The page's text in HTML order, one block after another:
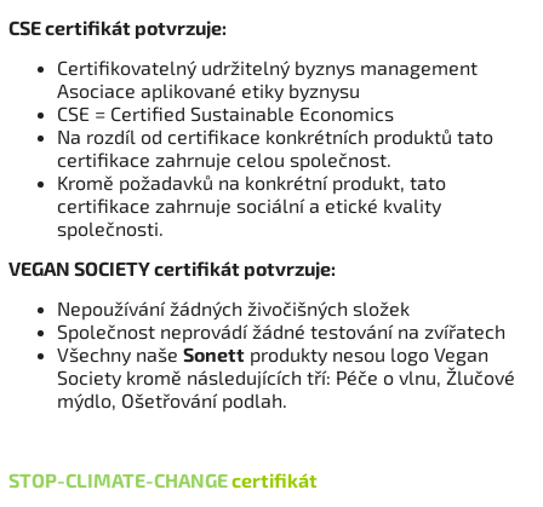
CSE certifikát potvrzuje:
Certifikovatelný udržitelný byznys management
Asociace aplikované etiky byznysu
CSE = Certified Sustainable Economics
Na rozdíl od certifikace konkrétních produktů tato
certifikace zahrnuje celou společnost.
Kromě požadavků na konkrétní produkt, tato
certifikace zahrnuje sociální a etické kvality
společnosti.
VEGAN SOCIETY certifikát potvrzuje:
Nepoužívání žádných živočišných složek
Společnost neprovádí žádné testování na zvířatech
Všechny naše Sonett produkty nesou logo Vegan
Society kromě následujících tří: Péče o vlnu, Žlučové
mýdlo, Ošetřování podlah.
STOP-CLIMATE-CHANGEcertifikát